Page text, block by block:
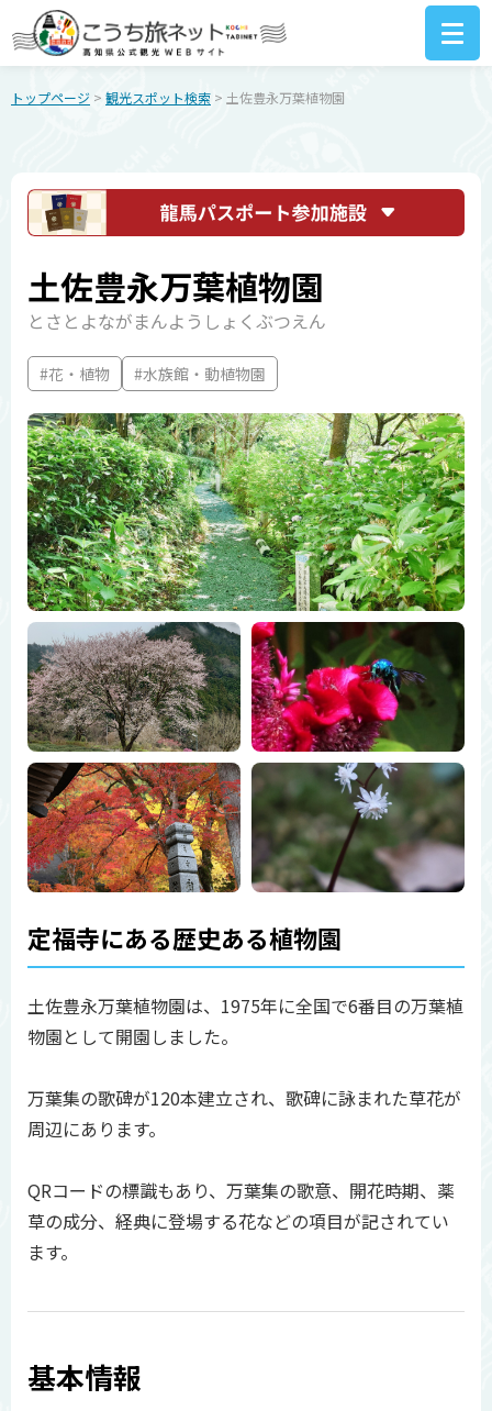
トップページ > 観光スポット検索 > 土佐豊永万葉植物園
土佐豊永万葉植物園
とさとよながまんようしょくぶつえん
#花・植物 #水族館・動植物園
定福寺にある歴史ある植物園
土佐豊永万葉植物園は、1975年に全国で6番目の万葉植
物園として開園しました。
万葉集の歌碑が120本建立され、歌碑に詠まれた草花が
周辺にあります。
QRコードの標識もあり、万葉集の歌意、開花時期、薬
草の成分、経典に登場する花などの項目が記されてい
ます。
基本情報